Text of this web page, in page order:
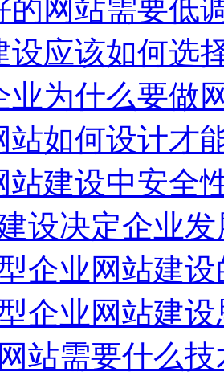
的网站需要低
设应该如何选
业为什么要做
站如何设计才
站建设中安全
设决定企业
企业网站建
企业网站建设
站需要什么技